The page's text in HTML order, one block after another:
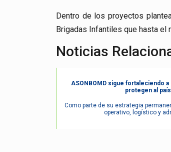
Dentro de los proyectos
Brigadas Infantiles que hasta el
Noticias
ASONBOMD sigue fortaleciendo
protegen al país
Como parte de su estrategia
operativo, logístico y